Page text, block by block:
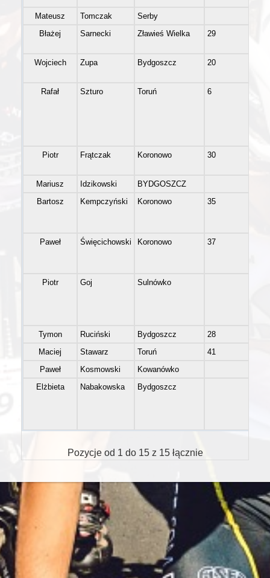
Mateusz Tomczak Serby
Błażej
Sarnecki Zławieś Wielka 29
Wojciech Zupa Bydgoszcz 20
Rafał Szturo Toruń 6
Piotr Frątczak Koronowo 30
Mariusz Idzikowski BYDGOSZCZ
Bartosz
Kempczyński Koronowo 35
Paweł Święcichowski Koronowo 37
Piotr Goj Sulnówko
Tymon Ruciński Bydgoszcz 28
Maciej
Stawarz Toruń 41
Paweł
Kosmowski Kowanówko
Elżbieta
Nabakowska Bydgoszcz
Pozycje od 1 do 15 z 15 łącznie